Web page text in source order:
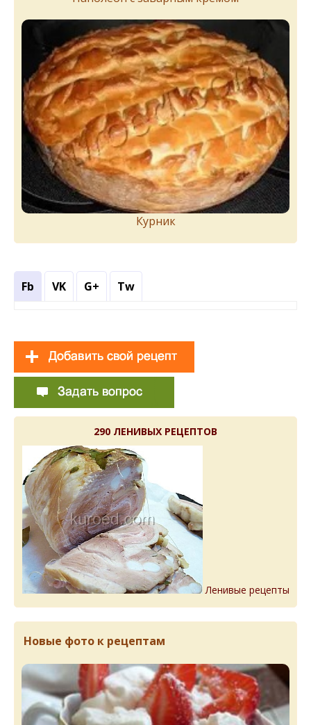
Курник
Fb VK G+ Tw
290 ЛЕНИВЫХ РЕЦЕПТОВ
Ленивые рецепты
Новые фото к рецептам